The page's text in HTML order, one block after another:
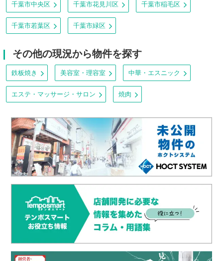
千葉市中央区 千葉市花見川区 千葉市稲毛区
千葉市若葉区 千葉市緑区
その他の現況から物件を探す
鉄板焼き 美容室・理容室 中華・エスニック
エステ・マッサージ・サロン 焼肉